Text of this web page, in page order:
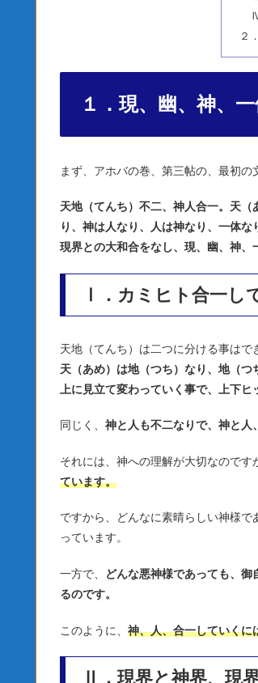
２
１．現、幽、神、
まず、アホバの巻、第三帖の、最初の
天地（てんち）不二、神人合一。天
り、神は人なり、人は神なり、一体
現界との大和合をなし、現、幽、神、
Ⅰ．カミヒト合一し
天地（てんち）は二つに分ける事はで
天（あめ）は地（つち）なり、地（
上に見立て変わっていく事で、上下
同じく、 神と人も不二なりで、神と人
それには、神への理解が大切なのです
ています。
ですから、どんなに素晴らしい神様
っています。
一方で、
どんな悪神様であっても、
るのです。
このように、 神、人、合一していく
Ⅱ．現界と神界、現